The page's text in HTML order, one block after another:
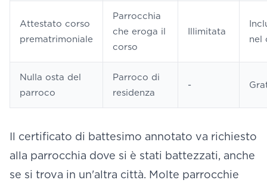
Attestato corso
prematrimoniale
Parrocchia
che eroga il
corso
Illimitata
nel
Nulla osta del
parroco
Parroco di
residenza
-
Il certificato di battesimo annotato va richiesto
alla parrocchia dove si è stati battezzati, anche
se si trova in un'altra città. Molte parrocchie